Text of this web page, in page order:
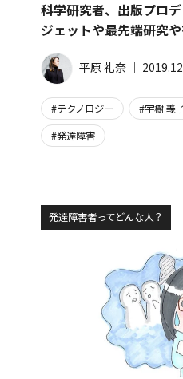
科学研究者、出版プロ
ジェットや最先端研究
平原 礼奈│
テクノロジー 宇樹 義
発達障害
発達障害者ってどんな人？